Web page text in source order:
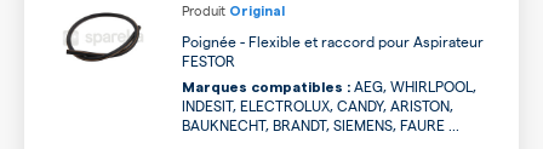
Produit Original
Poignée - Flexible et raccord pour Aspirateur
FESTOR
Marques compatibles : AEG, WHIRLPOOL,
INDESIT, ELECTROLUX, CANDY, ARISTON,
BAUKNECHT, BRANDT, SIEMENS, FAURE ...